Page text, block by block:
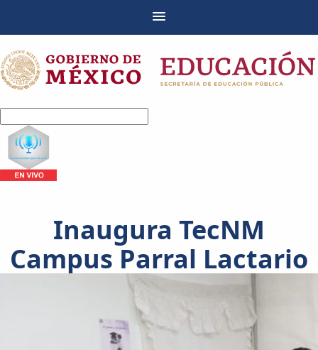
Inaugura TecNM
Campus Parral Lactario